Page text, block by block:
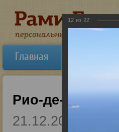
Главная
Рио-де-
21.12.2019
12 из 22